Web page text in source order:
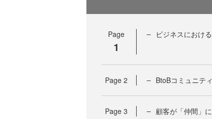
Page
1
ビジネスにおけ
Page 2 BtoBコミュニテ
Page 3 顧客が「仲間」